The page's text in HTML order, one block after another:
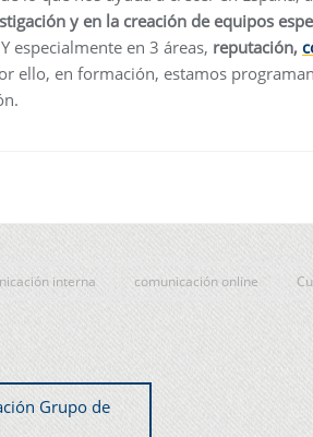
y en la creación de equipos
Y especialmente en 3 áreas, reputación,
ello, en formación, estamos
interna comunicación online
Grupo de